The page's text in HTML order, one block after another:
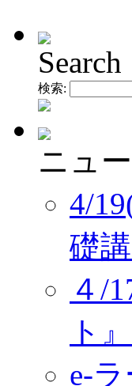
Search
検索:
ニュ
4/
礎
４/
ト
e-